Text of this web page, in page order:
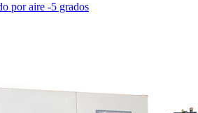
por aire -5 grados